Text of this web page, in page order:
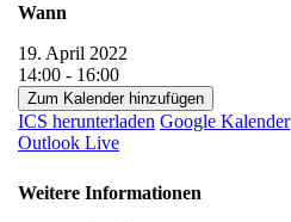
Wann
19. April 2022
14:00 - 16:00
Zum Kalender hinzufügen
ICS herunterladen Google Kalender
Outlook Live
Weitere Informationen